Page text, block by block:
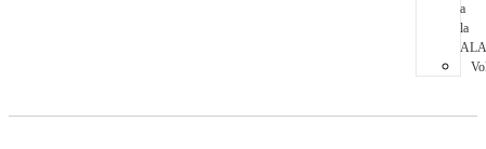
a
la
ALA